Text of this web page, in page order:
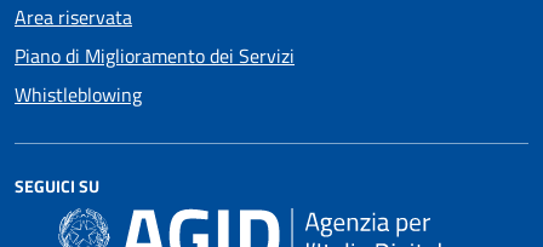
Area riservata
Piano di Miglioramento dei Servizi
Whistleblowing
SEGUICI SU